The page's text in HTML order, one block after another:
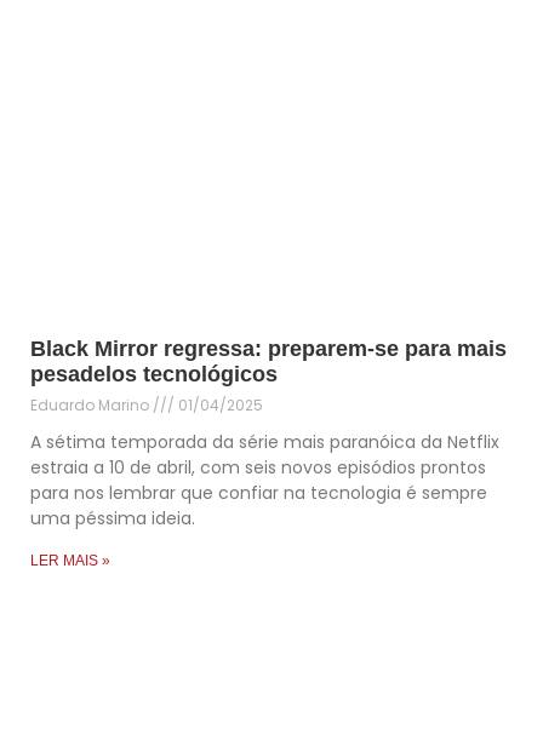
Black Mirror regressa: preparem-se para mais
pesadelos tecnológicos
Eduardo Marino 01/04/2025
A sétima temporada da série mais paranóica da Netflix
estraia a 10 de abril, com seis novos episódios prontos
para nos lembrar que confiar na tecnologia é sempre
uma péssima ideia.
LER MAIS »